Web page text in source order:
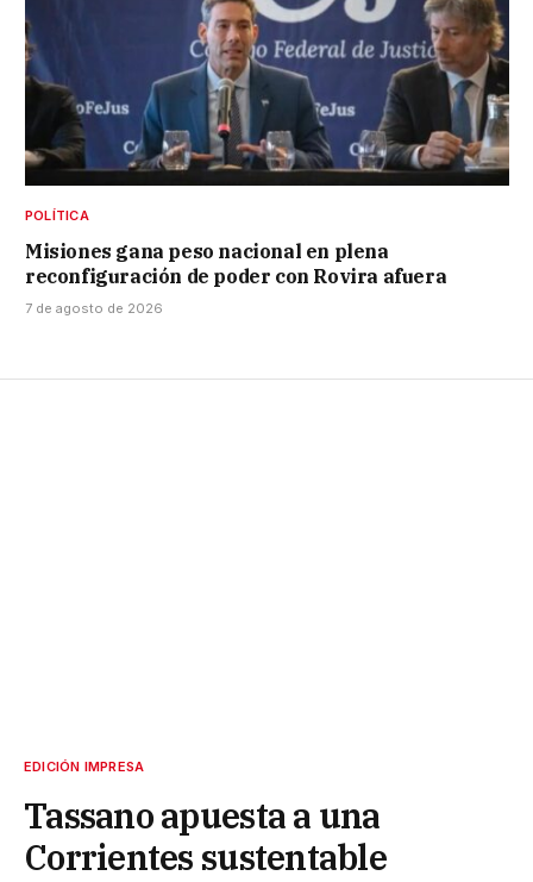
POLÍTICA
Misiones gana peso nacional en plena
reconfiguración de poder con Rovira afuera
7 de agosto de 2026
EDICIÓN IMPRESA
Tassano apuesta a una
Corrientes sustentable